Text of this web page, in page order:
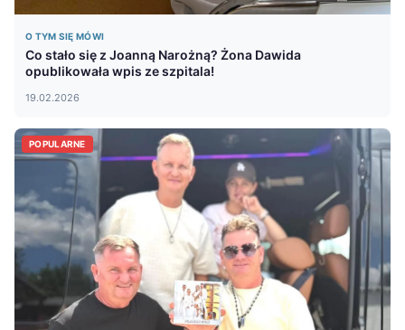
O TYM SIĘ MÓWI
Co stało się z Joanną Narożną? Żona Dawida
opublikowała wpis ze szpitala!
19.02.2026
POPULARNE